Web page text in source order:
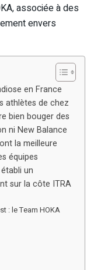
associée à des
envers
en France
athlètes de chez
bien bouger des
ni New Balance
la meilleure
équipes
un
sur la côte ITRA
: le Team HOKA